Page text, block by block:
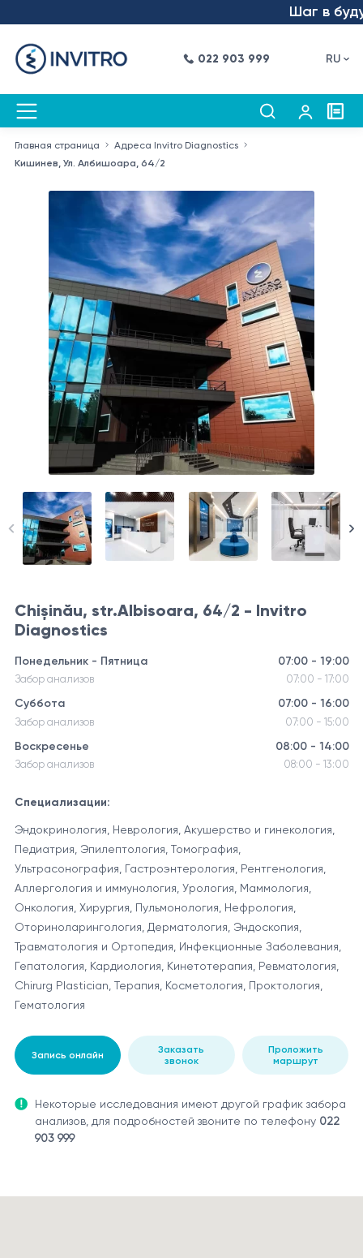
Шаг в будущее
022 903 999 RU
Главная страница
Адреса Invitro Diagnostics
Кишинев, Ул. Албишоара, 64/2
Chișinău, str.Albisoara, 64/2 - Invitro
Diagnostics
Понедельник - Пятница 07:00 - 19:00
Забор анализов 07:00 - 17:00
Суббота 07:00 - 16:00
Забор анализов 07:00 - 15:00
Воскресенье 08:00 - 14:00
Забор анализов 08:00 - 13:00
Специализации:
Эндокринология, Неврология, Акушерство и гинекология,
Педиатрия, Эпилептология, Томография,
Ультрасонография, Гастроэнтерология, Рентгенология,
Аллергология и иммунология, Урология, Маммология,
Онкология, Хирургия, Пульмонология, Нефрология,
Оториноларингология, Дерматология, Эндоскопия,
Травматология и Ортопедия, Инфекционные Заболевания,
Гепатология, Кардиология, Кинетотерапия, Ревматология,
Chirurg Plastician, Терапия, Косметология, Проктология,
Гематология
Запись онлайн
Заказать
звонок
Проложить
маршрут
Некоторые исследования имеют другой график забора
анализов, для подробностей звоните по телефону 022
903 999